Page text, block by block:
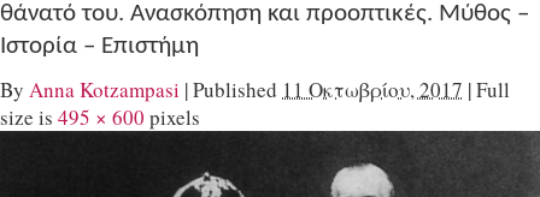
θάνατό του. Aνασκόπηση και προοπτικές. Μύθος –
Ιστορία – Επιστήμη
By Anna Kotzampasi |Published 11 Οκτωβρίου, 2017 |Full
size is 495 × 600 pixels